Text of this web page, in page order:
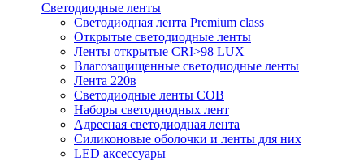
Светодиодные ленты
Светодиодная лента Premium class
Открытые светодиодные ленты
Ленты открытые CRI>98 LUX
Влагозащищенные светодиодные ленты
Лента 220в
Светодиодные ленты COB
Наборы светодиодных лент
Адресная светодиодная лента
Силиконовые оболочки и ленты для них
LED аксессуары